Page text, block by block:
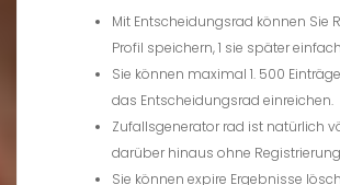
Mit Entscheidungsrad können Sie
Profil speichern, 1 sie später
Sie können maximal 1. 500
das Entscheidungsrad einreichen.
Zufallsgenerator rad ist natürlich
darüber hinaus ohne
Sie können expire Ergebnisse